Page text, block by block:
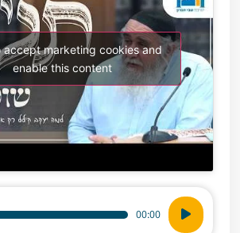
accept marketing cookies and
enable this content
נגן
אודיו
00:00